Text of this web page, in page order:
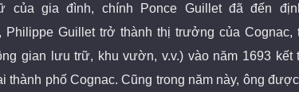
của gia đình, chính Ponce Guillet đã đến
Philippe Guillet trở thành thị trưởng của Cognac,
gian lưu trữ, khu vườn, v.v.) vào năm 1693
thành phố Cognac. Cũng trong năm này, ông